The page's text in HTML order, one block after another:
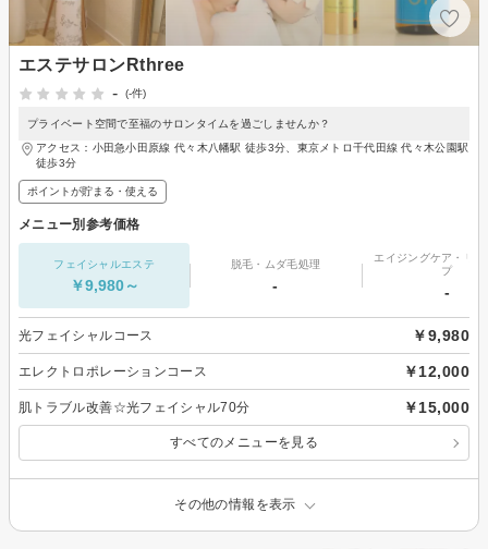
エステサロンRthree
-
(-件)
プライベート空間で至福のサロンタイムを過ごしませんか？
アクセス：小田急小田原線 代々木八幡駅 徒歩3分、東京メトロ千代田線 代々木公園駅
徒歩3分
ポイントが貯まる・使える
メニュー別参考価格
フェイシャルエステ
￥9,980～
脱毛・ムダ毛処理
-
エイジングケア・リ
プ
-
光フェイシャルコース ￥9,980
エレクトロポレーションコース ￥12,000
肌トラブル改善☆光フェイシャル70分 ￥15,000
すべてのメニューを見る
その他の情報を表示